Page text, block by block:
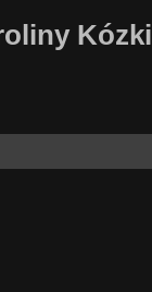
Kózki